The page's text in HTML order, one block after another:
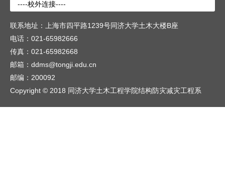
联系地址：上海市四平路1239号同济大学土木大楼B座
电话：021-65982666
传真：021-65982668
邮箱：ddms@tongji.edu.cn
邮编：200092
Copyright © 2018 同济大学土木工程学院结构防灾减灾工程系